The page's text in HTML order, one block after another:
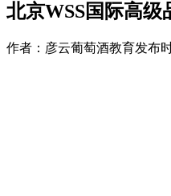
北京WSS国际高级
作者：彦云葡萄酒教育发布